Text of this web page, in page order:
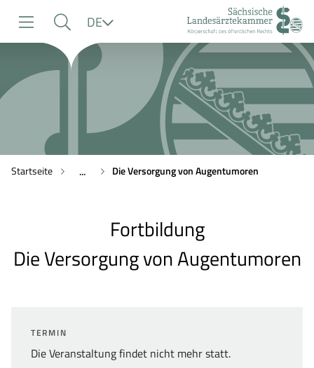
Navigation
Suche
Inhalt
DE
Startseite ... Die Versorgung von Augentumoren
Fortbildung
Die Versorgung von Augentumoren
TERMIN
Die Veranstaltung findet nicht mehr statt.